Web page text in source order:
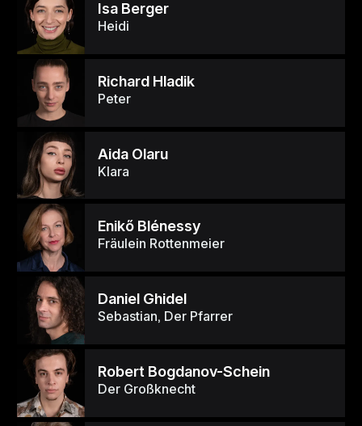
Isa Berger
Heidi
Richard Hladik
Peter
Aida Olaru
Klara
Enikő Blénessy
Fräulein Rottenmeier
Daniel Ghidel
Sebastian, Der Pfarrer
Robert Bogdanov-Schein
Der Großknecht